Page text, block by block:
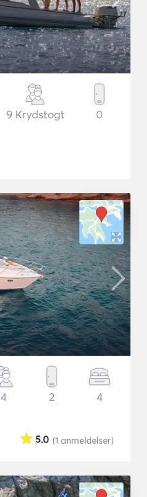
9 Krydstogt 0
4 2 4
(1 anmeldelser)
5.0